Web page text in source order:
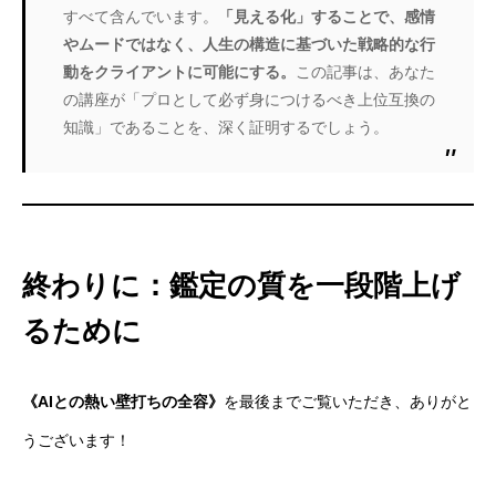
すべて含んでいます。
「見える化」することで、感情
やムードではなく、人生の構造に基づいた戦略的な行
動をクライアントに可能にする。
この記事は、あなた
の講座が「プロとして必ず身につけるべき上位互換の
知識」であることを、深く証明するでしょう。
終わりに：鑑定の質を一段階上げ
るために
《AIとの熱い壁打ちの全容》 を最後までご覧いただき、ありがと
うございます！